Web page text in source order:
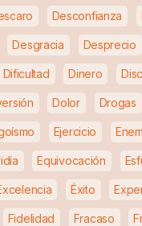
Desconfianza
Desgracia Desprecio
Dificultad Dinero
Dolor Drogas
Ejercicio
Equivocación
Éxito
Fidelidad Fracaso